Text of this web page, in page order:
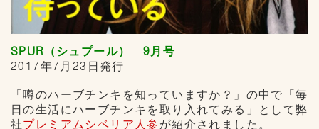
SPUR（シュプール） 9月号
2017年7月23日発行
「噂のハーブチンキを知っていますか？」の中で「毎
日の生活にハーブチンキを取り入れてみる」として弊
社プレミアムシベリア人参 が紹介されました。